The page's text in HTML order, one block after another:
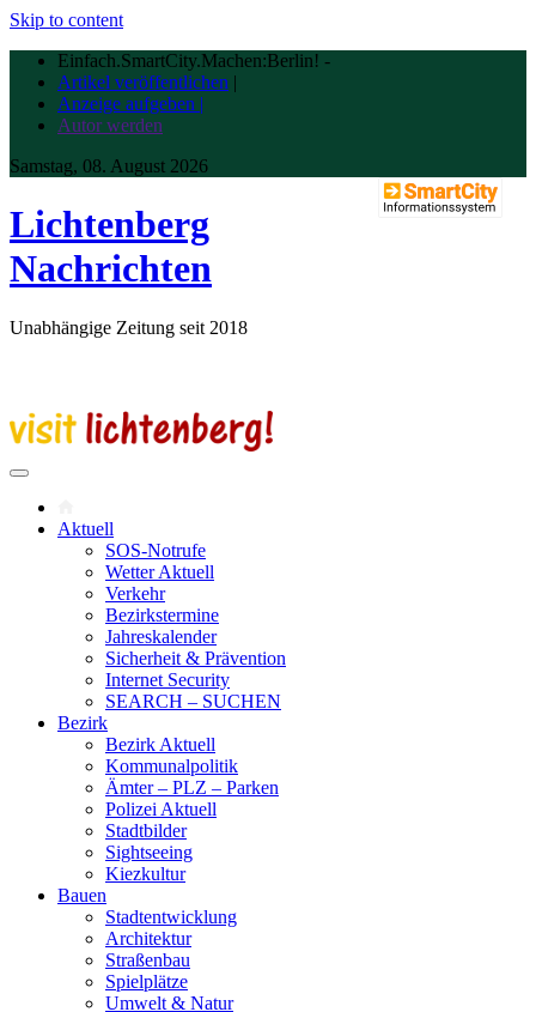
Skip to content
Einfach.SmartCity.Machen:Berlin! -
Artikel veröffentlichen |
Anzeige aufgeben |
Autor werden
Samstag, 08. August 2026
Lichtenberg
Nachrichten
Unabhängige Zeitung seit 2018
Aktuell
SOS-Notrufe
Wetter Aktuell
Verkehr
Bezirkstermine
Jahreskalender
Sicherheit & Prävention
Internet Security
SEARCH – SUCHEN
Bezirk
Bezirk Aktuell
Kommunalpolitik
Ämter – PLZ – Parken
Polizei Aktuell
Stadtbilder
Sightseeing
Kiezkultur
Bauen
Stadtentwicklung
Architektur
Straßenbau
Spielplätze
Umwelt & Natur